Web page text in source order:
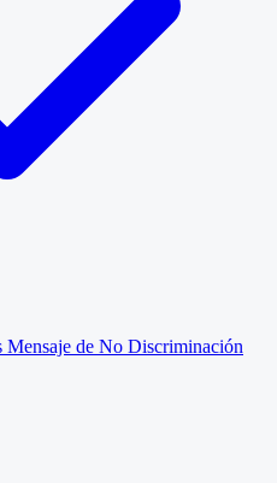
Mensaje de No Discriminación